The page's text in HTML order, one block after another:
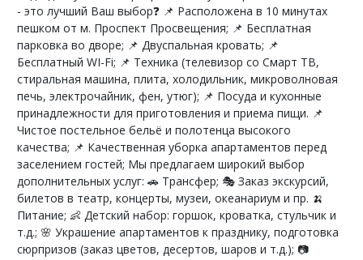
- это лучший Ваш выбор❓ 📌 Расположена в 10 минутах
пешком от м. Проспект Просвещения; 📌 Бесплатная
парковка во дворе; 📌 Двуспальная кровать; 📌
Бесплатный WI-Fi; 📌 Техника (телевизор со Смарт ТВ,
стиральная машина, плита, холодильник, микроволновая
печь, электрочайник, фен, утюг); 📌 Посуда и кухонные
принадлежности для приготовления и приема пищи. 📌
Чистое постельное бельё и полотенца высокого
качества; 📌 Качественная уборка апартаментов перед
заселением гостей; Мы предлагаем широкий выбор
дополнительных услуг: 🚗 Трансфер; 🎭 Заказ экскурсий,
билетов в театр, концерты, музеи, океанариум и пр. 🍌
Питание; 👶 Детский набор: горшок, кроватка, стульчик и
т.д.; 🌸 Украшение апартаментов к празднику, подготовка
сюрпризов (заказ цветов, десертов, шаров и т.д.); 📷